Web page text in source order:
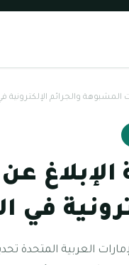
والجرائم الإلكترونية في
الإبلاغ
في
العربية المتحدة